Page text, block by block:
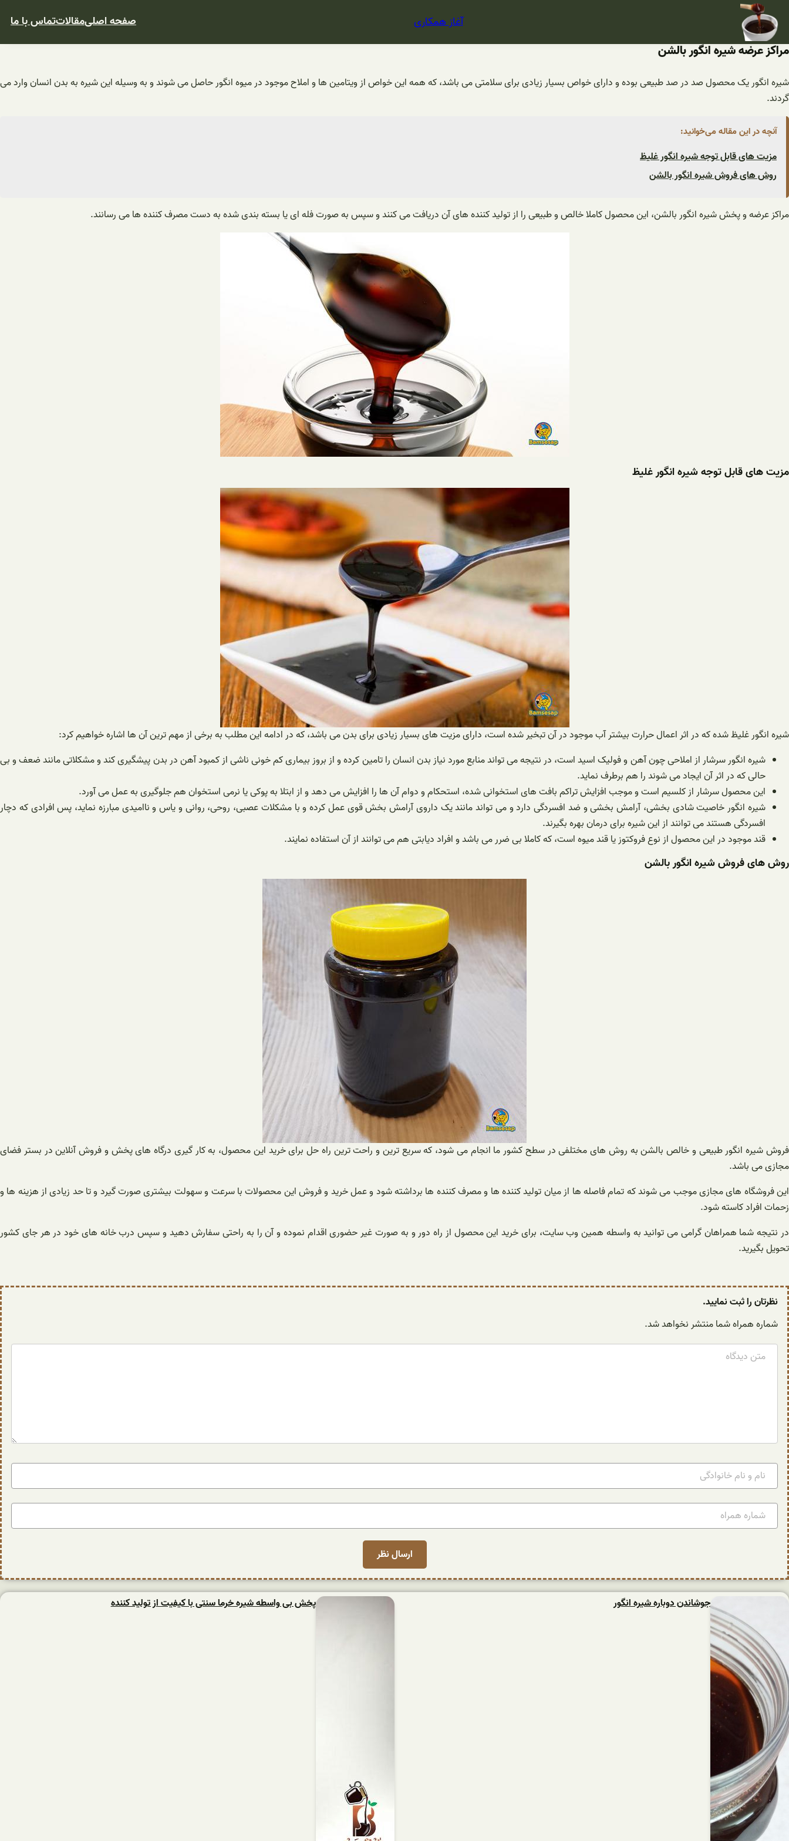
محتوا
آغاز همکاری صفحه اصلیمقالاتتماس با ما
مراکز عرضه شیره انگور بالشن
شیره انگور یک محصول صد در صد طبیعی بوده و دارای خواص بسیار زیادی برای سلامتی می باشد، که همه این خواص از ویتامین ها و املاح موجود در میوه انگور حاصل می شوند و به وسیله این شیره به بدن انسان وارد می
گردند.
آنچه در این مقاله می‌خوانید:
مزیت های قابل توجه شیره انگور غلیظ
روش های فروش شیره انگور بالشن
مراکز عرضه و پخش شیره انگور بالشن، این محصول کاملا خالص و طبیعی را از تولید کننده های آن دریافت می کنند و سپس به صورت فله ای یا بسته بندی شده به دست مصرف کننده ها می رسانند.
مزیت های قابل توجه شیره انگور غلیظ
شیره انگور غلیظ شده که در اثر اعمال حرارت بیشتر آب موجود در آن تبخیر شده است، دارای مزیت های بسیار زیادی برای بدن می باشد، که در ادامه این مطلب به برخی از مهم ترین آن ها اشاره خواهیم کرد:
شیره انگور سرشار از املاحی چون آهن و فولیک اسید است، در نتیجه می تواند منابع مورد نیاز بدن انسان را تامین کرده و از بروز بیماری کم خونی ناشی از کمبود آهن در بدن پیشگیری کند و مشکلاتی مانند ضعف و بی
حالی که در اثر آن ایجاد می شوند را هم برطرف نماید.
این محصول سرشار از کلسیم است و موجب افزایش تراکم بافت های استخوانی شده، استحکام و دوام آن ها را افزایش می دهد و از ابتلا به پوکی یا نرمی استخوان هم جلوگیری به عمل می آورد.
شیره انگور خاصیت شادی بخشی، آرامش بخشی و ضد افسردگی دارد و می تواند مانند یک داروی آرامش بخش قوی عمل کرده و با مشکلات عصبی، روحی، روانی و یاس و ناامیدی مبارزه نماید، پس افرادی که دچار
افسردگی هستند می توانند از این شیره برای درمان بهره بگیرند.
قند موجود در این محصول از نوع فروکتوز یا قند میوه است، که کاملا بی ضرر می باشد و افراد دیابتی هم می توانند از آن استفاده نمایند.
روش های فروش شیره انگور بالشن
فروش شیره انگور طبیعی و خالص بالشن به روش های مختلفی در سطح کشور ما انجام می شود، که سریع ترین و راحت ترین راه حل برای خرید این محصول، به کار گیری درگاه های پخش و فروش آنلاین در بستر فضای
مجازی می باشد.
این فروشگاه های مجازی موجب می شوند که تمام فاصله ها از میان تولید کننده ها و مصرف کننده ها برداشته شود و عمل خرید و فروش این محصولات با سرعت و سهولت بیشتری صورت گیرد و تا حد زیادی از هزینه ها و
زحمات افراد کاسته شود.
در نتیجه شما همراهان گرامی می توانید به واسطه همین وب سایت، برای خرید این محصول از راه دور و به صورت غیر حضوری اقدام نموده و آن را به راحتی سفارش دهید و سپس درب خانه های خود در هر جای کشور
تحویل بگیرید.
نظرتان را ثبت نمایید.
شماره همراه شما منتشر نخواهد شد.
جوشاندن دوباره شیره انگور پخش بی واسطه شیره خرما سنتی با کیفیت از تولید کننده